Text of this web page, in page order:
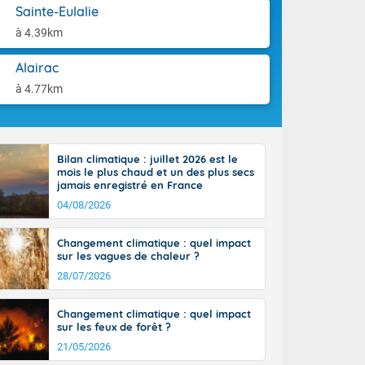
Sainte-Eulalie
à 4.39km
Alairac
à 4.77km
l'après-
il fait
30 à 35
Bilan climatique : juillet 2026 est le
mois le plus chaud et un des plus secs
jamais enregistré en France
04/08/2026
Changement climatique : quel impact
sur les vagues de chaleur ?
28/07/2026
Changement climatique : quel impact
sur les feux de forêt ?
21/05/2026